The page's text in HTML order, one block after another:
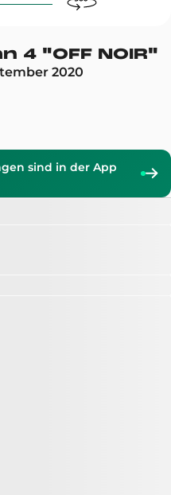
4 "OFF NOIR"
2020
sind in der App